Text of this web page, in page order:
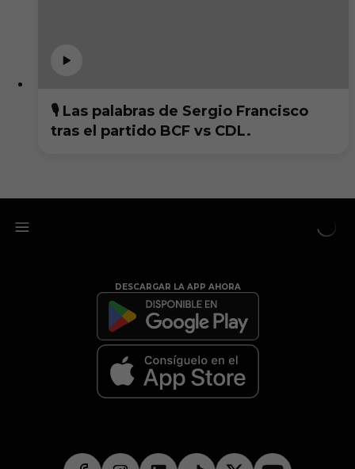
🎙️ Las palabras de Sergio Francisco
tras el partido BCF vs CDL.
DESCARGAR LA APP AHORA